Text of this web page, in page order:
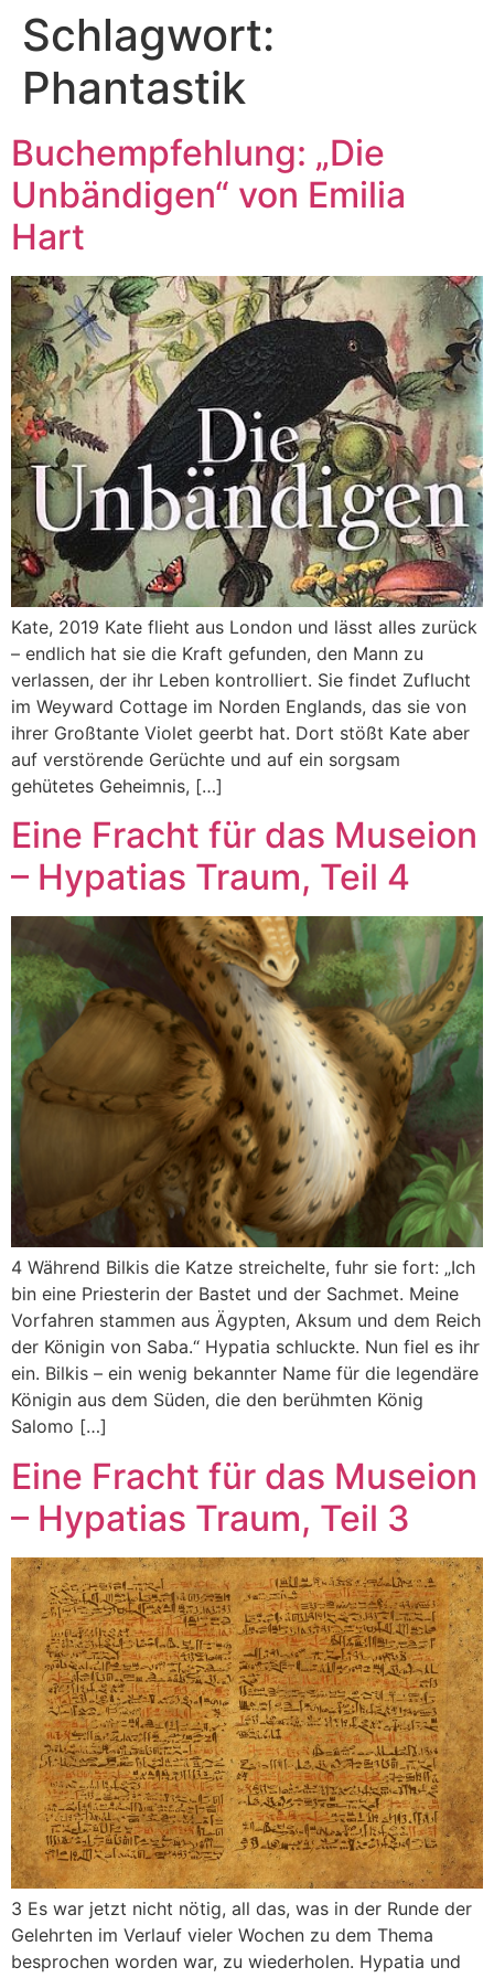
Schlagwort:
Phantastik
Buchempfehlung: „Die
Unbändigen“ von Emilia
Hart
Kate, 2019 Kate flieht aus London und lässt alles zurück
– endlich hat sie die Kraft gefunden, den Mann zu
verlassen, der ihr Leben kontrolliert. Sie findet Zuflucht
im Weyward Cottage im Norden Englands, das sie von
ihrer Großtante Violet geerbt hat. Dort stößt Kate aber
auf verstörende Gerüchte und auf ein sorgsam
gehütetes Geheimnis, […]
Eine Fracht für das Museion
– Hypatias Traum, Teil 4
4 Während Bilkis die Katze streichelte, fuhr sie fort: „Ich
bin eine Priesterin der Bastet und der Sachmet. Meine
Vorfahren stammen aus Ägypten, Aksum und dem Reich
der Königin von Saba.“ Hypatia schluckte. Nun fiel es ihr
ein. Bilkis – ein wenig bekannter Name für die legendäre
Königin aus dem Süden, die den berühmten König
Salomo […]
Eine Fracht für das Museion
– Hypatias Traum, Teil 3
3 Es war jetzt nicht nötig, all das, was in der Runde der
Gelehrten im Verlauf vieler Wochen zu dem Thema
besprochen worden war, zu wiederholen. Hypatia und